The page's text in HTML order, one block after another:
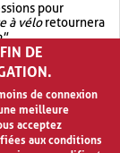
pour
à véloretournera
.
.garage OR vélo
à vélo
DE
de connexion
meilleure
acceptez
aux conditions